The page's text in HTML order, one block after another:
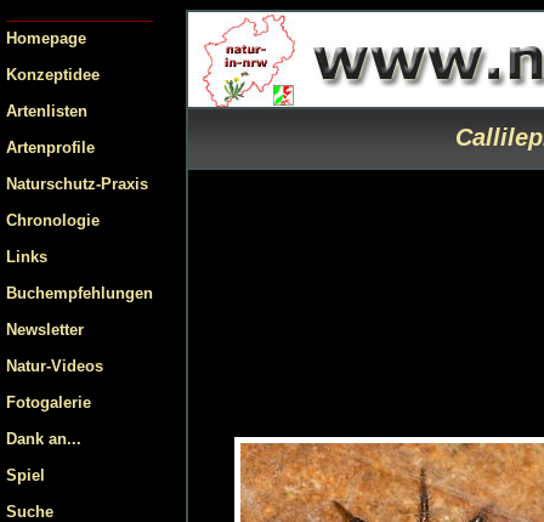
Homepage
Konzeptidee
Artenlisten
Artenprofile
Naturschutz-Praxis
Chronologie
Links
Buchempfehlungen
Newsletter
Natur-Videos
Fotogalerie
Dank an...
Spiel
Suche